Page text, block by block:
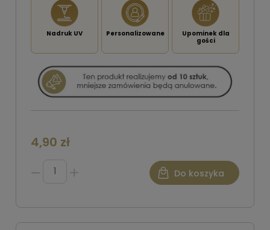
Nadruk UV Personalizowane
Upominek dla
gości
4,90 zł
Do koszyka